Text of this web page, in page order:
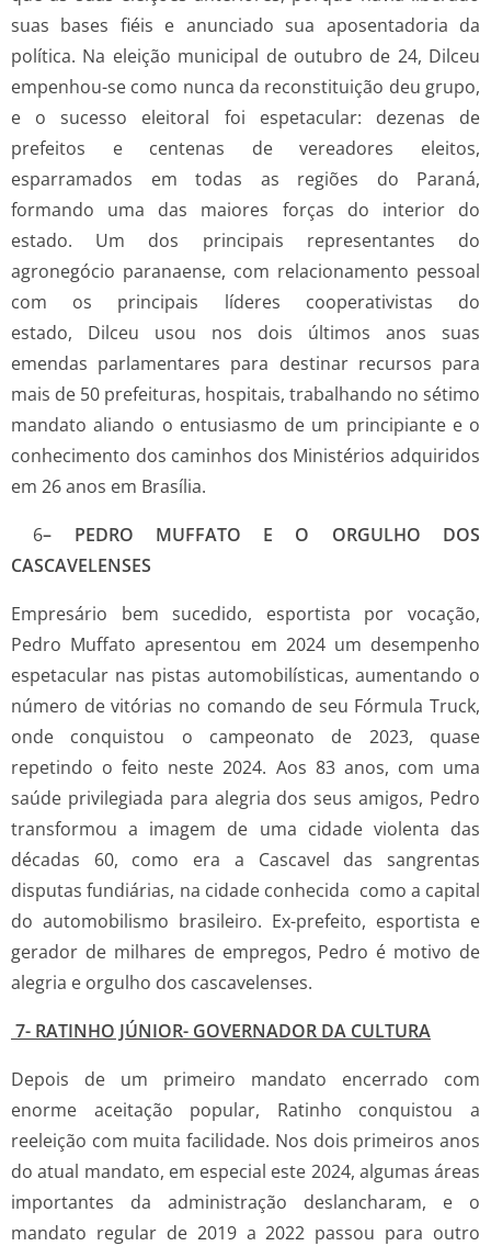
suas bases fiéis e anunciado sua aposentadoria da
política. Na eleição municipal de outubro de 24, Dilceu
empenhou-se como nunca da reconstituição deu grupo,
e o sucesso eleitoral foi espetacular: dezenas de
prefeitos e centenas de vereadores eleitos,
esparramados em todas as regiões do Paraná,
formando uma das maiores forças do interior do
estado. Um dos principais representantes do
agronegócio paranaense, com relacionamento pessoal
com os principais líderes cooperativistas do
estado, Dilceu usou nos dois últimos anos suas
emendas parlamentares para destinar recursos para
mais de 50 prefeituras, hospitais, trabalhando no sétimo
mandato aliando o entusiasmo de um principiante e o
conhecimento dos caminhos dos Ministérios adquiridos
em 26 anos em Brasília.
6– PEDRO MUFFATO E O ORGULHO DOS
CASCAVELENSES
Empresário bem sucedido, esportista por vocação,
Pedro Muffato apresentou em 2024 um desempenho
espetacular nas pistas automobilísticas, aumentando o
número de vitórias no comando de seu Fórmula Truck,
onde conquistou o campeonato de 2023, quase
repetindo o feito neste 2024. Aos 83 anos, com uma
saúde privilegiada para alegria dos seus amigos, Pedro
transformou a imagem de uma cidade violenta das
décadas 60, como era a Cascavel das sangrentas
disputas fundiárias, na cidade conhecida como a capital
do automobilismo brasileiro. Ex-prefeito, esportista e
gerador de milhares de empregos, Pedro é motivo de
alegria e orgulho dos cascavelenses.
7- RATINHO JÚNIOR- GOVERNADOR DA CULTURA
Depois de um primeiro mandato encerrado com
enorme aceitação popular, Ratinho conquistou a
reeleição com muita facilidade. Nos dois primeiros anos
do atual mandato, em especial este 2024, algumas áreas
importantes da administração deslancharam, e o
mandato regular de 2019 a 2022 passou para outro